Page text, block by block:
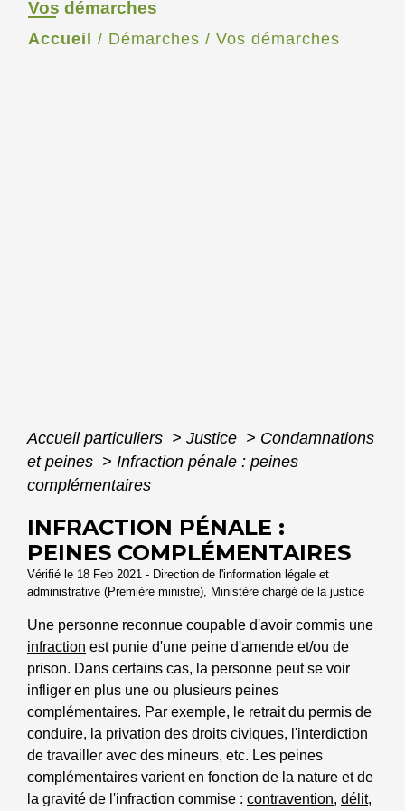
Vos démarches
Accueil / Démarches / Vos démarches
Accueil particuliers > Justice > Condamnations
et peines > Infraction pénale : peines
complémentaires
INFRACTION PÉNALE :
PEINES COMPLÉMENTAIRES
Vérifié le 18 Feb 2021 - Direction de l'information légale et
administrative (Première ministre), Ministère chargé de la justice
Une personne reconnue coupable d'avoir commis une
infraction est punie d'une peine d'amende et/ou de
prison. Dans certains cas, la personne peut se voir
infliger en plus une ou plusieurs peines
complémentaires. Par exemple, le retrait du permis de
conduire, la privation des droits civiques, l'interdiction
de travailler avec des mineurs, etc. Les peines
complémentaires varient en fonction de la nature et de
la gravité de l'infraction commise : contravention, délit,